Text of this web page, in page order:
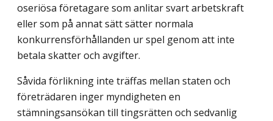
oseriösa företagare som anlitar svart arbetskraft
eller som på annat sätt sätter normala
konkurrensförhållanden ur spel genom att inte
betala skatter och avgifter.
Såvida förlikning inte träffas mellan staten och
företrädaren inger myndigheten en
stämningsansökan till tingsrätten och sedvanlig